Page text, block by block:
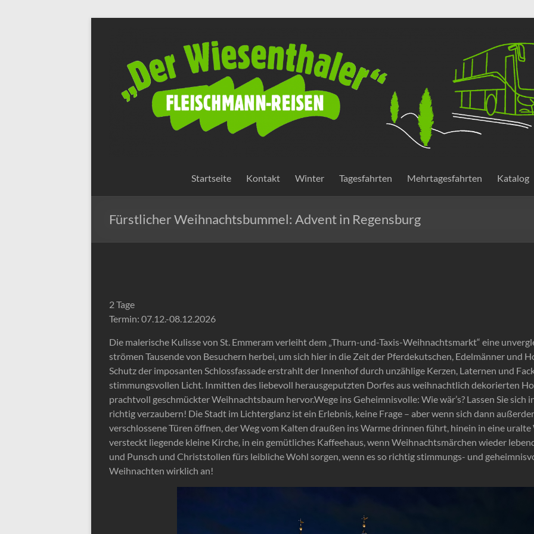
Fleischmann-
Reisen
Startseite Kontakt Winter Tagesfahrten Mehrtagesfahrten Katalog
Fürstlicher Weihnachtsbummel: Advent in Regensburg
2 Tage
Termin: 07.12.-08.12.2026
Die malerische Kulisse von St. Emmeram verleiht dem „Thurn-und-Taxis-Weihnachtsmarkt“ eine
strömen Tausende von Besuchern herbei, um sich hier in die Zeit der Pferdekutschen, Edelmänner und
Schutz der imposanten Schlossfassade erstrahlt der Innenhof durch unzählige Kerzen, Laternen und
stimmungsvollen Licht. Inmitten des liebevoll herausgeputzten Dorfes aus weihnachtlich dekorierten
prachtvoll geschmückter Weihnachtsbaum hervor.Wege ins Geheimnisvolle: Wie wär’s? Lassen Sie
richtig verzaubern! Die Stadt im Lichterglanz ist ein Erlebnis, keine Frage – aber wenn sich dann
verschlossene Türen öffnen, der Weg vom Kalten draußen ins Warme drinnen führt, hinein in eine
versteckt liegende kleine Kirche, in ein gemütliches Kaffeehaus, wenn Weihnachtsmärchen wieder
und Punsch und Christstollen fürs leibliche Wohl sorgen, wenn es so richtig stimmungs- und
Weihnachten wirklich an!